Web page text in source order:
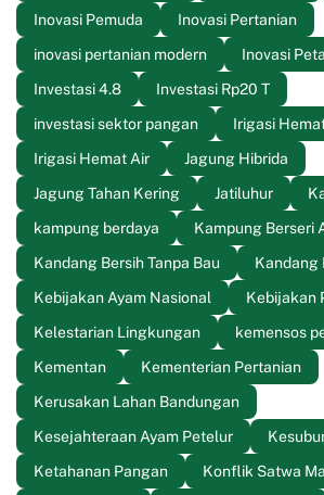
Inovasi Pemuda
Inovasi Pertanian
inovasi pertanian modern
Inovasi
Investasi 4.8
Investasi Rp20 T
investasi sektor pangan
Irigasi
Irigasi Hemat Air
Jagung Hibrida
Jagung Tahan Kering
Jatiluhur
kampung berdaya
Kampung Berseri
Kandang Bersih Tanpa Bau
Kandang
Kebijakan Ayam Nasional
Kebijakan
Kelestarian Lingkungan
kemensos
Kementan
Kementerian Pertanian
Kerusakan Lahan Bandungan
Kesejahteraan Ayam Petelur
Ketahanan Pangan
Konflik Satwa